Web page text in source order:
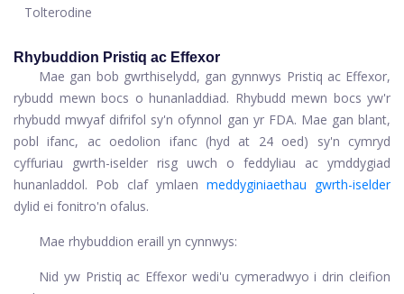
Tolterodine
Rhybuddion Pristiq ac Effexor
Mae gan bob gwrthiselydd, gan gynnwys Pristiq ac Effexor,
rybudd mewn bocs o hunanladdiad. Rhybudd mewn bocs yw'r
rhybudd mwyaf difrifol sy'n ofynnol gan yr FDA. Mae gan blant,
pobl ifanc, ac oedolion ifanc (hyd at 24 oed) sy'n cymryd
cyffuriau gwrth-iselder risg uwch o feddyliau ac ymddygiad
hunanladdol. Pob claf ymlaen meddyginiaethau gwrth-iselder
dylid ei fonitro'n ofalus.
Mae rhybuddion eraill yn cynnwys:
Nid yw Pristiq ac Effexor wedi'u cymeradwyo i drin cleifion